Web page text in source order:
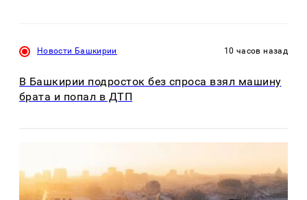
Новости Башкирии 10 часов назад
В Башкирии подросток без спроса взял машину
брата и попал в ДТП